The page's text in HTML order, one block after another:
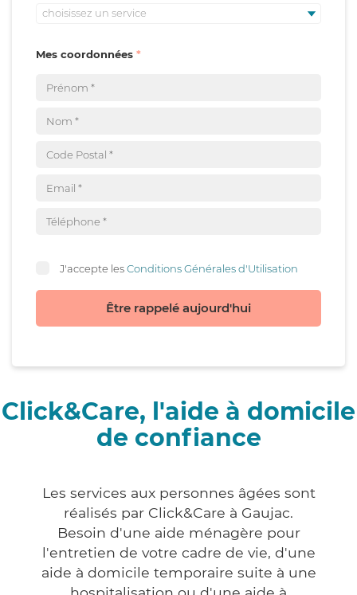
choisissez un service
Mes coordonnées
J'accepte lesConditions Générales d'Utilisation
Être rappelé aujourd'hui
Click&Care, l'aide à domicile
de confiance
Les services aux personnes âgées sont
réalisés par Click&Care à Gaujac.
Besoin d'une aide ménagère pour
l'entretien de votre cadre de vie, d'une
aide à domicile temporaire suite à une